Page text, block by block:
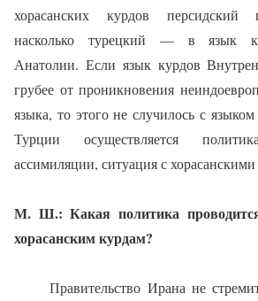
хорасанских курдов персидский
насколько ту­рецкий — в язык
Анатолии. Если язык курдов
гру­бее от проникновения
языка, то этого не случилось с
Турции осущест­вляется
ассимиляции, ситуация с
М. Ш.: Какая политика
хорасанским курдам?
Правительство Ирана не